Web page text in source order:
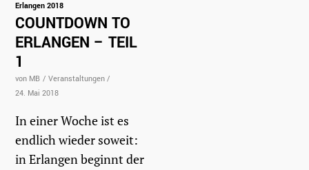
Erlangen 2018
COUNTDOWN TO
ERLANGEN – TEIL
1
von MB / Veranstaltungen /
24. Mai 2018
In einer Woche ist es
endlich wieder soweit:
in Erlangen beginnt der